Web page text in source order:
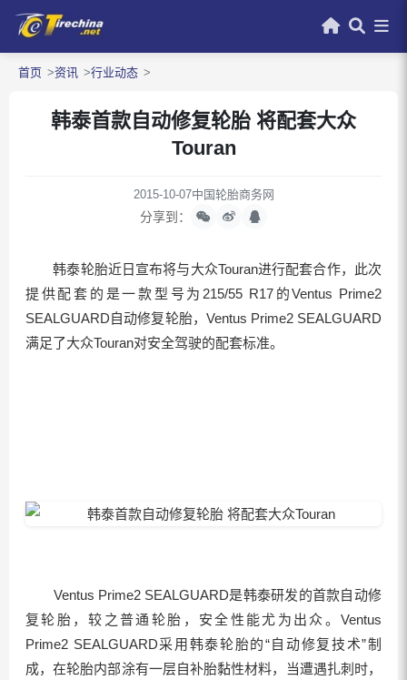
首页 资讯 行业动态
韩泰首款自动修复轮胎 将配套大众
Touran
2015-10-07中国轮胎商务网
分享到：
韩泰轮胎近日宣布将与大众Touran进行配套合作，此次
提供配套的是一款型号为215/55 R17的Ventus Prime2
SEALGUARD自动修复轮胎，Ventus Prime2 SEALGUARD
满足了大众Touran对安全驾驶的配套标准。
Ventus Prime2 SEALGUARD是韩泰研发的首款自动修
复轮胎，较之普通轮胎，安全性能尤为出众。Ventus
Prime2 SEALGUARD采用韩泰轮胎的“自动修复技术”制
成，在轮胎内部涂有一层自补胎黏性材料，当遭遇扎刺时，